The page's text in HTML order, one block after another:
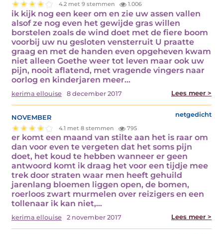
4.2 met 9 stemmen 1.006
ik kijk nog een keer om en zie uw assen vallen
alsof ze nog even het gewijde gras willen
borstelen zoals de wind doet met de fiere boom
voorbij uw nu gesloten vensterruit U praatte
graag en met de handen even opgeheven kwam
niet alleen Goethe weer tot leven maar ook uw
pijn, nooit aflatend, met vragende vingers naar
oorlog en kinderjaren meer…
kerima ellouise 8 december 2017 Lees meer >
november netgedicht
4.1 met 8 stemmen 795
er komt een maand van stilte aan het is raar om
dan voor even te vergeten dat het soms pijn
doet, het koud te hebben wanneer er geen
antwoord komt ik draag het voor een tijdje mee
trek door straten waar men heeft gehuild
jarenlang bloemen liggen open, de bomen,
roerloos zwart murmelen over reizigers en een
tollenaar ik kan niet,…
kerima ellouise 2 november 2017 Lees meer >